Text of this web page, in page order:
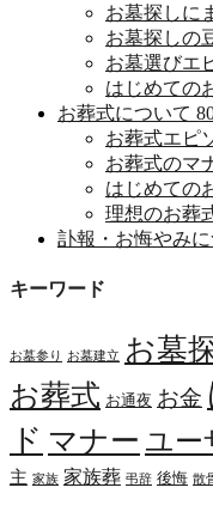
お墓探しに
お墓探しの
お墓選びエ
はじめての
お葬式について
お葬式エピ
お葬式のマ
はじめての
理想のお葬
訃報・お悔やみ
キーワード
お墓参り お墓建立 お墓
お葬式 お通夜 お金
ド マナー ユー
主 家族 家族葬 弔辞 後悔 散